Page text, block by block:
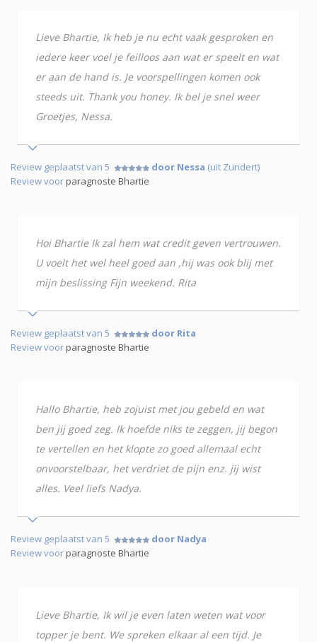
Lieve Bhartie, Ik heb je nu echt vaak gesproken en
iedere keer voel je feilloos aan wat er speelt en wat
er aan de hand is. Je voorspellingen komen ook
steeds uit. Thank you honey. Ik bel je snel weer
Groetjes, Nessa.
Review geplaatst van 5 door Nessa (uit Zundert)
Review voorparagnoste Bhartie
Hoi Bhartie Ik zal hem wat credit geven vertrouwen.
U voelt het wel heel goed aan ,hij was ook blij met
mijn beslissing Fijn weekend. Rita
Review geplaatst van 5
door Rita
Review voorparagnoste Bhartie
Hallo Bhartie, heb zojuist met jou gebeld en wat
ben jij goed zeg. Ik hoefde niks te zeggen, jij begon
te vertellen en het klopte zo goed allemaal echt
onvoorstelbaar, het verdriet de pijn enz. jij wist
alles. Veel liefs Nadya.
Review geplaatst van 5
door Nadya
Review voorparagnoste Bhartie
Lieve Bhartie, Ik wil je even laten weten wat voor
topper je bent. We spreken elkaar al een tijd. Je